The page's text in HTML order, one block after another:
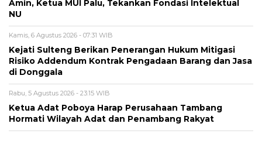
Amin, Ketua MUI Palu, Tekankan Fondasi Intelektual
NU
Kamis, 6 Agustus 2026 - 07:31 WIB
Kejati Sulteng Berikan Penerangan Hukum Mitigasi
Risiko Addendum Kontrak Pengadaan Barang dan Jasa
di Donggala
Rabu, 5 Agustus 2026 - 23:15 WIB
Ketua Adat Poboya Harap Perusahaan Tambang
Hormati Wilayah Adat dan Penambang Rakyat